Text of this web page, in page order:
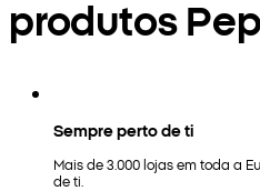
produtos
Sempre perto de ti
Mais de 3.000 lojas em toda a
de ti.